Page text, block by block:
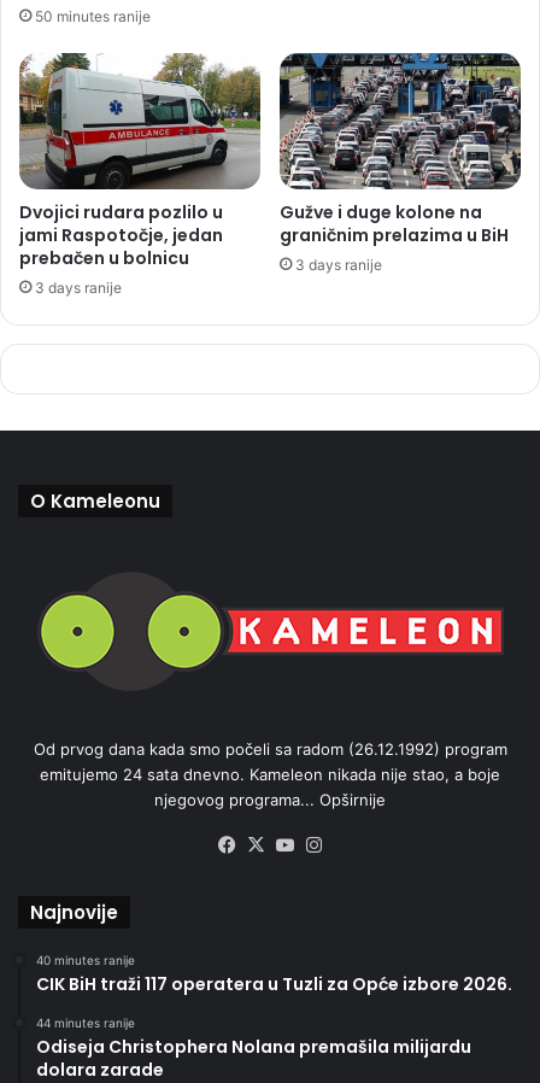
50 minutes ranije
Dvojici rudara pozlilo u
jami Raspotočje, jedan
prebačen u bolnicu
3 days ranije
Gužve i duge kolone na
graničnim prelazima u BiH
3 days ranije
O Kameleonu
Od prvog dana kada smo počeli sa radom (26.12.1992) program
emitujemo 24 sata dnevno. Kameleon nikada nije stao, a boje
njegovog programa... Opširnije
Facebook
X YouTube
Najnovije
40 minutes ranije
CIK BiH traži 117 operatera u Tuzli za Opće izbore 2026.
44 minutes ranije
Odiseja Christophera Nolana premašila milijardu
dolara zarade